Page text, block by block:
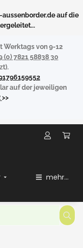
auf die
Werktags von 9-12
(0) 7821 58838 30
auf der jeweiligen
>>
mehr...